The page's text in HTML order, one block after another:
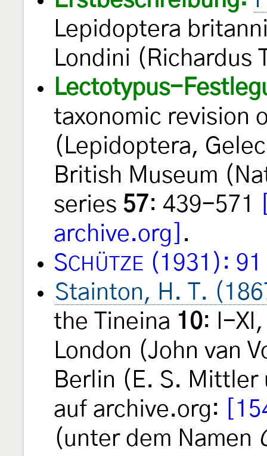
Lepidoptera
Londini (Richardus
Lectotypus-
taxonomic revision
(Lepidoptera,
British Museum
series 57: 439-571
archive.org]
.
SCHÜTZE (1931): 91
Stainton, H. T.
the Tineina 10: I-
London (John van
Berlin (E. S.
auf archive.org:
(unter dem Namen